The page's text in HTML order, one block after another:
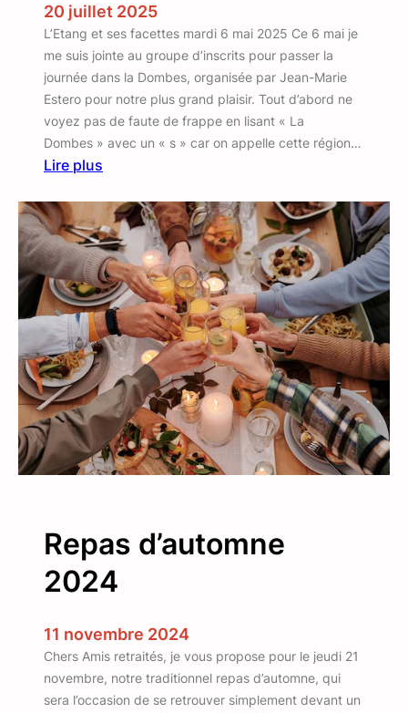
20 juillet 2025
L’Etang et ses facettes mardi 6 mai 2025 Ce 6 mai je
me suis jointe au groupe d’inscrits pour passer la
journée dans la Dombes, organisée par Jean-Marie
Estero pour notre plus grand plaisir. Tout d’abord ne
voyez pas de faute de frappe en lisant « La
Dombes » avec un « s » car on appelle cette région…
Lire plus
R
e
p
a
s
d
e
p
r
t
e
s
2
0
–
a
Repas d’automne
2024
11 novembre 2024
Chers Amis retraités, je vous propose pour le jeudi 21
novembre, notre traditionnel repas d’automne, qui
sera l’occasion de se retrouver simplement devant un